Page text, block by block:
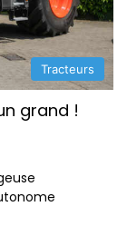
Tracteurs
grand !